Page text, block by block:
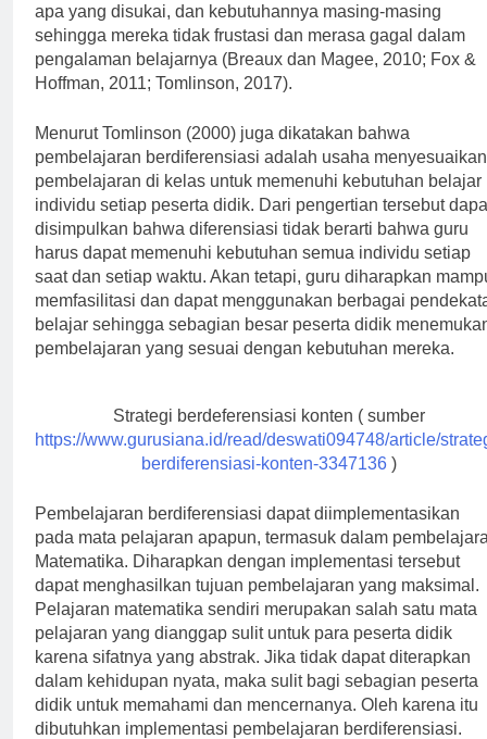
apa yang disukai, dan kebutuhannya masing-masing
sehingga mereka tidak frustasi dan merasa gagal dalam
pengalaman belajarnya (Breaux dan Magee, 2010; Fox &
Hoffman, 2011; Tomlinson, 2017).
Menurut Tomlinson (2000) juga dikatakan bahwa
pembelajaran berdiferensiasi adalah usaha menyesuaikan
pembelajaran di kelas untuk memenuhi kebutuhan belajar
individu setiap peserta didik. Dari pengertian tersebut
disimpulkan bahwa diferensiasi tidak berarti bahwa guru
harus dapat memenuhi kebutuhan semua individu setiap
saat dan setiap waktu. Akan tetapi, guru diharapkan
memfasilitasi dan dapat menggunakan berbagai
belajar sehingga sebagian besar peserta didik
pembelajaran yang sesuai dengan kebutuhan mereka.
Strategi berdeferensiasi konten ( sumber
https://www.gurusiana.id/read/deswati094748/article/
berdiferensiasi-konten-3347136)
Pembelajaran berdiferensiasi dapat diimplementasikan
pada mata pelajaran apapun, termasuk dalam
Matematika. Diharapkan dengan implementasi tersebut
dapat menghasilkan tujuan pembelajaran yang maksimal.
Pelajaran matematika sendiri merupakan salah satu mata
pelajaran yang dianggap sulit untuk para peserta didik
karena sifatnya yang abstrak. Jika tidak dapat diterapkan
dalam kehidupan nyata, maka sulit bagi sebagian peserta
didik untuk memahami dan mencernanya. Oleh karena itu
dibutuhkan implementasi pembelajaran berdiferensiasi.